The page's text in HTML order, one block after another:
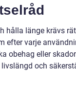
länge krävs
efter varje
obehag eller
och